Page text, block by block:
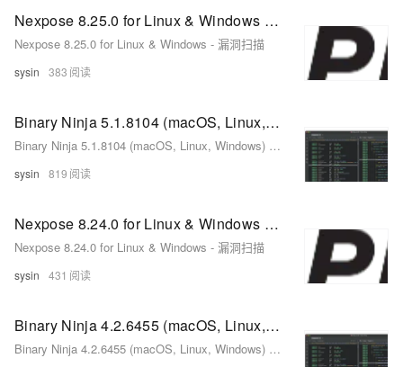
Nexpose 8.25.0 for Linux & Windows - 漏洞扫描
Nexpose 8.25.0 for Linux & Windows - 漏洞扫描
sysin 383
Binary Ninja 5.1.8104 (macOS, Linux, Windows) - 反编译器、反汇编器、调试器和二进制分析平台
Binary Ninja 5.1.8104 (macOS, Linux, Windows) - 反编译器、反汇编器、调试器和二进制分析平台
sysin 819
Nexpose 8.24.0 for Linux & Windows - 漏洞扫描
Nexpose 8.24.0 for Linux & Windows - 漏洞扫描
sysin 431
Binary Ninja 4.2.6455 (macOS, Linux, Windows) - 反编译器、反汇编器、调试器和二进制分析平台
Binary Ninja 4.2.6455 (macOS, Linux, Windows) - 反编译器、反汇编器、调试器和二进制分析平台